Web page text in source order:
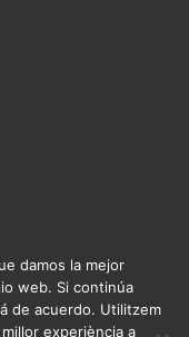
Contacto
damos la mejor
web. Si continúa
de acuerdo. Utilitzem
experiència a